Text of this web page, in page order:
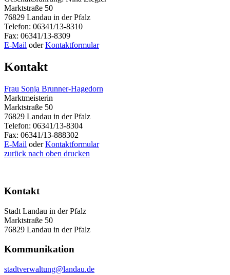
Marktstraße 50
76829 Landau in der Pfalz
Telefon: 06341/13-8310
Fax: 06341/13-8309
E-Mail oderKontaktformular
Kontakt
Frau Sonja Brunner-Hagedorn
Marktmeisterin
Marktstraße 50
76829 Landau in der Pfalz
Telefon: 06341/13-8304
Fax: 06341/13-888302
E-Mail oderKontaktformular
zurück nach oben drucken
Kontakt
Stadt Landau in der Pfalz
Marktstraße 50
76829 Landau in der Pfalz
Kommunikation
stadtverwaltung@landau.de